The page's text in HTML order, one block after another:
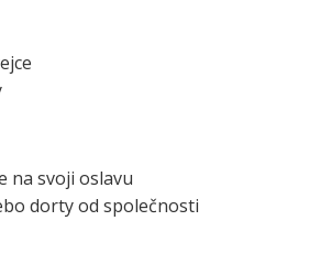
na svoji oslavu
dorty od společnosti